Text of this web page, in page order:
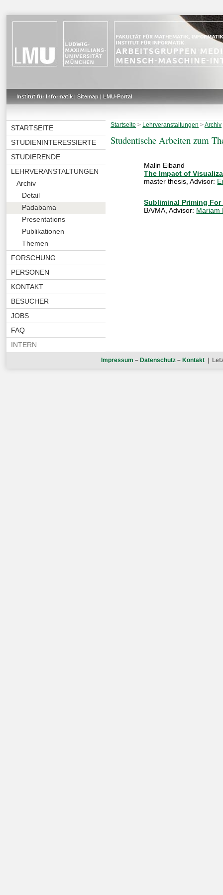
Institut für Informatik| Sitemap| LMU-Portal
STARTSEITE
STUDIENINTERESSIERTE
STUDIERENDE
LEHRVERANSTALTUNGEN
Archiv
Detail
Padabama
Presentations
Publikationen
Themen
FORSCHUNG
PERSONEN
KONTAKT
BESUCHER
JOBS
FAQ
INTERN
Startseite > Lehrveranstaltungen >Archiv
Studentische Arbeiten zum
Malin Eiband
The Impact of
master thesis , Advisor:
Subliminal Priming
BA/MA , Advisor: Mariam
Impressum – Datenschutz – Kontakt |